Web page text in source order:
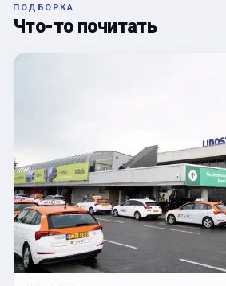
ПОДБОРКА
Что-то почитать